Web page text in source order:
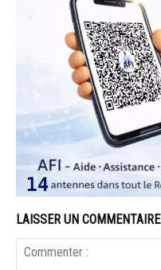
LAISSER UN COMMENTAIRE